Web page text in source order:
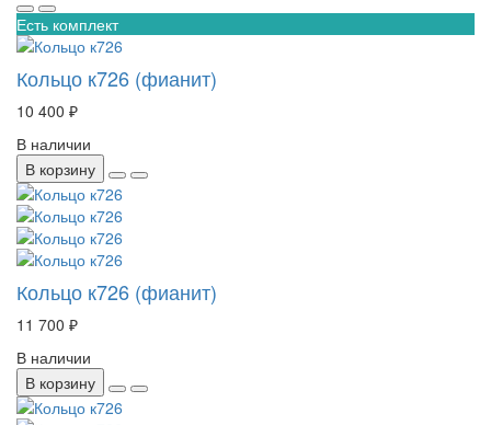
Есть комплект
Кольцо к726 (фианит)
10 400 ₽
В наличии
В корзину
Кольцо к726 (фианит)
11 700 ₽
В наличии
В корзину